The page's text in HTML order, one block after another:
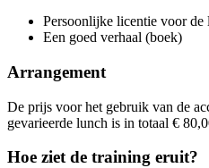
Persoonlijke licentie voor de
Een goed verhaal (boek)
Arrangement
De prijs voor het gebruik van de
gevarieerde lunch is in totaal €
Hoe ziet de training eruit?